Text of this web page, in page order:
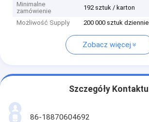
Minimalne
zamówienie
192 sztuk / karton
Możliwość Supply 200 000 sztuk dziennie
Zobacz więcej
Szczegóły Kontaktu
86-18870604692